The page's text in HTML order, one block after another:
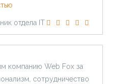
отдела IT
компанию Web Fox за
сотрудничество